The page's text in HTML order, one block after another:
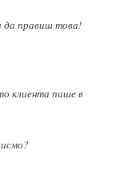
да правиш това!
клиента пише в